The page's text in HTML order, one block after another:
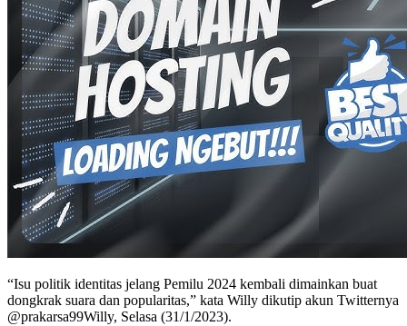
“Isu politik identitas jelang Pemilu 2024 kembali dimainkan buat
dongkrak suara dan popularitas,” kata Willy dikutip akun Twitternya
@prakarsa99Willy, Selasa (31/1/2023).